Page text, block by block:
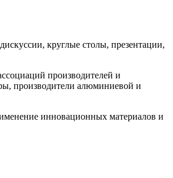
круглые столы, презентации,
производителей и
производители алюминиевой и
инновационных материалов и